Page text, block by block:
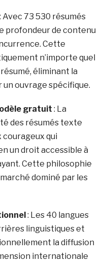
: Avec 73 530 résumés
profondeur de contenu
Cette
n’importe quel
éliminant la
ouvrage spécifique.
gratuit : La
des résumés texte
qui
un droit accessible à
Cette philosophie
dominé par les
: Les 40 langues
linguistiques et
la diffusion
internationale